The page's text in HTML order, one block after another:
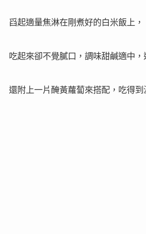
舀起適量焦淋在剛煮好的白米飯上，
吃起來卻不覺膩口，調味甜鹹適中，
還附上一片醃黃蘿蔔來搭配，吃得到